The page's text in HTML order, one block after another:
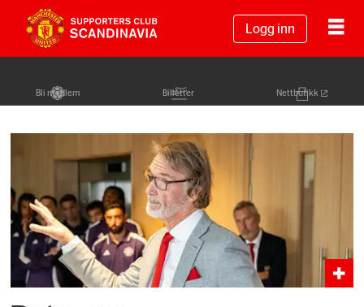
Logg inn
Bli medlem Billetter Nettbutikk
Tag:
jim
ratcliffe